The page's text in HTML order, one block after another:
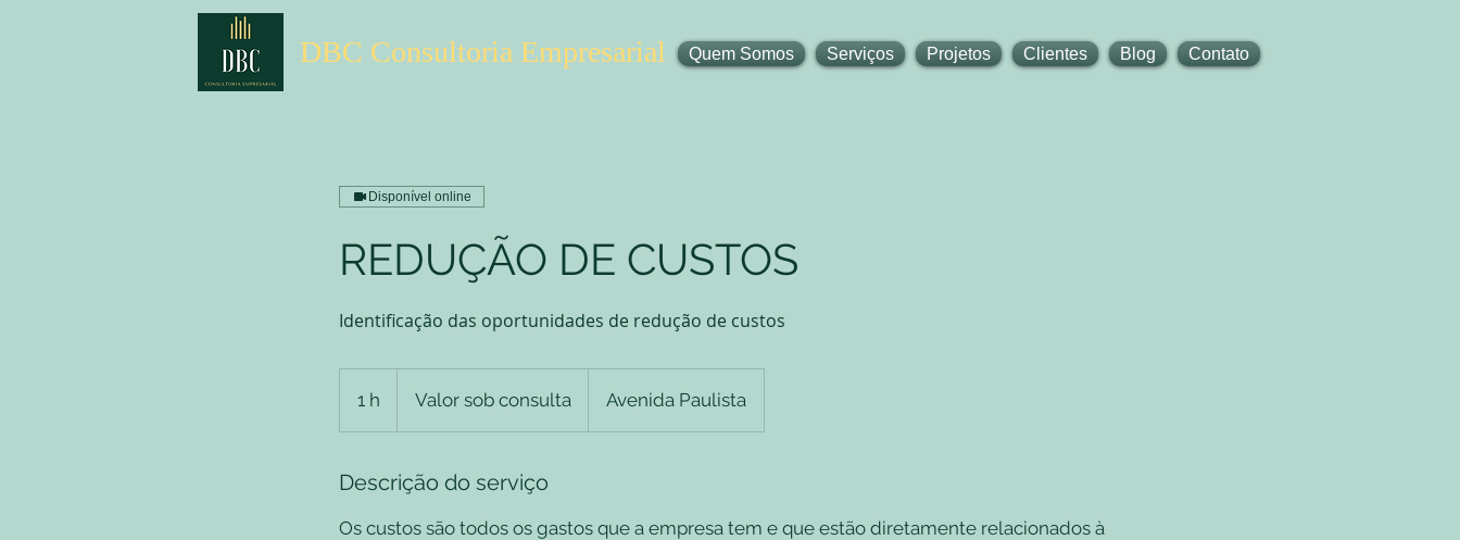
DBC Consultoria Empresarial Quem Somos Serviços Projetos Clientes Blog Contato
Disponível online
REDUÇÃO DE CUSTOS
Identificação das oportunidades de redução de custos
1 h
consulta
Valor sob consulta Avenida Paulista
Descrição do serviço
Os custos são todos os gastos que a empresa tem e que estão diretamente relacionados à